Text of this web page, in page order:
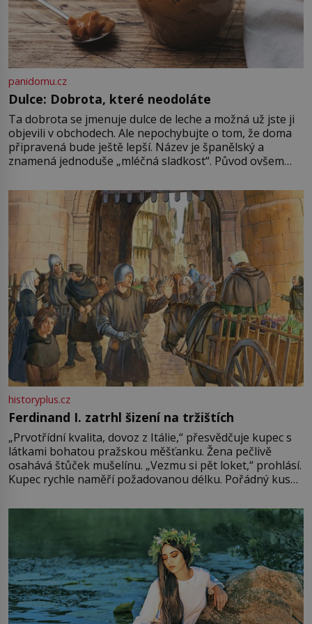
panidomu.cz
Dulce: Dobrota, které neodoláte
Ta dobrota se jmenuje dulce de leche a možná už jste ji
objevili v obchodech. Ale nepochybujte o tom, že doma
připravená bude ještě lepší. Název je španělský a
znamená jednoduše „mléčná sladkost“. Původ ovšem
pře hned několik latinskoamerických zemí a k tomu
Francie, kde se traduje,
historyplus.cz
Ferdinand I. zatrhl šizení na tržištích
„Prvotřídní kvalita, dovoz z Itálie,“ přesvědčuje kupec s
látkami bohatou pražskou měšťanku. Žena pečlivě
osahává štůček mušelínu. „Vezmu si pět loket,“ prohlásí.
Kupec rychle naměří požadovanou délku. Pořádný kus
milostpaní. Stačí jenom na sukni,“ zhodnotí švadlena
množství růžového mušelínu. „Ošidili vás, podívejte.“
Vezme do ruky dřevěnou